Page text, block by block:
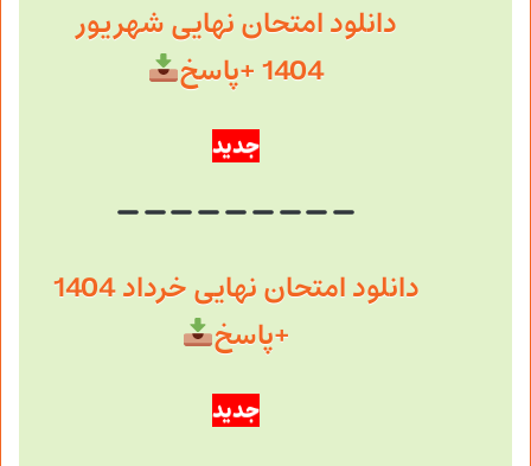
دانلود امتحان نهایی شهریور
1404 +پاسخ
جدید
دانلود امتحان نهایی خرداد 1404
+پاسخ
جدید